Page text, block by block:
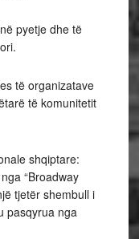
pyetje dhe të
të organizatave
të komunitetit
shqiptare:
“Broadway
tjetër shembull i
pasqyrua nga